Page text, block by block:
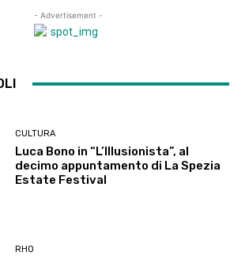
- Advertisement -
CULTURA
Luca Bono in “L’Illusionista”, al
decimo appuntamento di La Spezia
Estate Festival
RHO